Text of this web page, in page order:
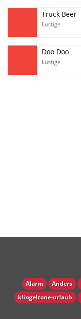
Truck Beer
Lustige
Doo Doo
Lustige
Alarm Anders
klingeltone-urlaub